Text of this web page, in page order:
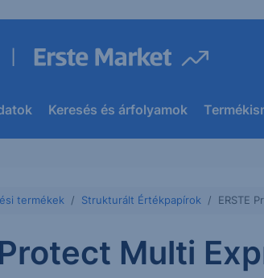
Keresés és árfolyamok
termékek Strukturált Értékpapírok ERSTE
Protect Multi